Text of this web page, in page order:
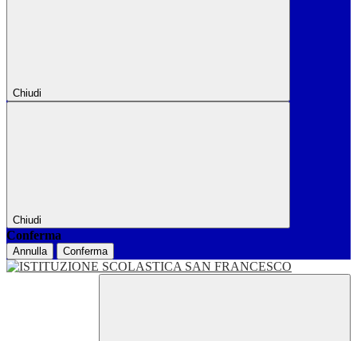
Chiudi
Chiudi
Conferma
Annulla Conferma